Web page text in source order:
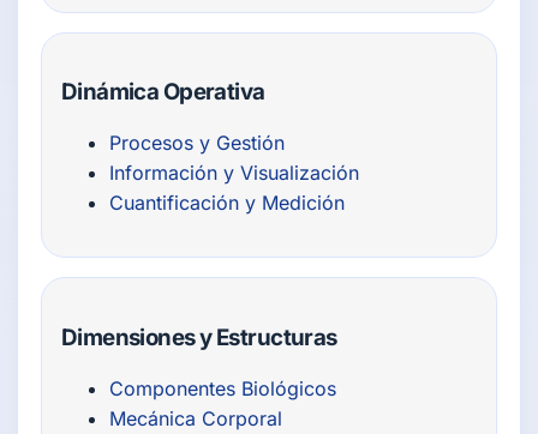
Dinámica Operativa
Procesos y Gestión
Información y Visualización
Cuantificación y Medición
Dimensiones y Estructuras
Componentes Biológicos
Mecánica Corporal